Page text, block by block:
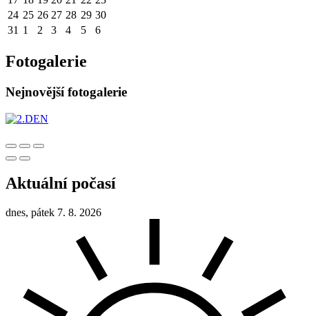
24 25 26 27 28 29 30
31 1 2 3 4 5 6
Fotogalerie
Nejnovější fotogalerie
Aktuální počasí
dnes, pátek 7. 8. 2026